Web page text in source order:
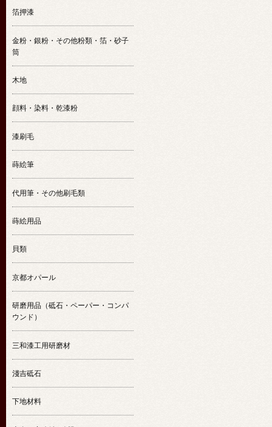
箔押漆
金粉・銀粉・その他粉類・箔・砂子
筒
木地
顔料・染料・乾漆粉
漆刷毛
蒔絵筆
代用筆・その他刷毛類
蒔絵用品
貝類
京都オパール
研磨用品（砥石・ペーパー・コンパ
ウンド）
三和漆工用研磨材
淺吉砥石
下地材料